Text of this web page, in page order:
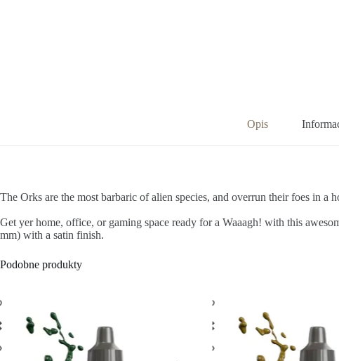
Opis
The Orks are the most barbaric of alien species, and overrun their foes in a
Get yer home, office, or gaming space ready for a Waaagh! with this
mm) with a satin finish.
Podobne produkty